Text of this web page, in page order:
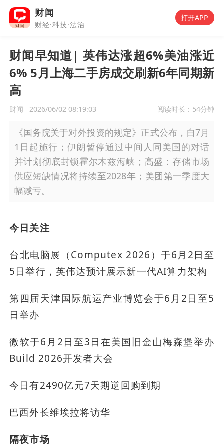
财闻
财经·科技·法治
打开APP
财闻早知道| 英伟达涨超6%美油涨近
6% 5月上海二手房成交刷新6年同期新
高
财闻 2026/06/02 08:19:03 阅读时长： 54分钟
《国务院关于对外投资的规定》正式公布，自7月
1日起施行；伊朗暂停通过中间人同美国的对话
并计划彻底封锁霍尔木兹海峡；高盛：存储市场
供应短缺情况将持续至2028年；美团第一季度大
幅减亏。
今日关注
台北电脑展（Computex 2026）于6月2日至
5日举行，英伟达预计展示新一代AI算力架构
第四届天津国际航运产业博览会于6月2日至5
日举办
微软于6月2日至3日在美国旧金山梅森堡举办
Build 2026开发者大会
今日有2490亿元7天期逆回购到期
巴西外长维埃拉将访华
隔夜市场